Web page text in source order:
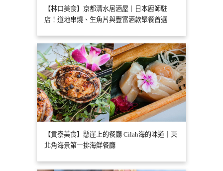
【林口美食】京都清水居酒屋｜日本廚師駐
店！道地串燒、生魚片與豐富酒款聚餐首選
【貢寮美食】懸崖上的餐廳 Cilah海的味道｜東
北角海景第一排海鮮餐廳